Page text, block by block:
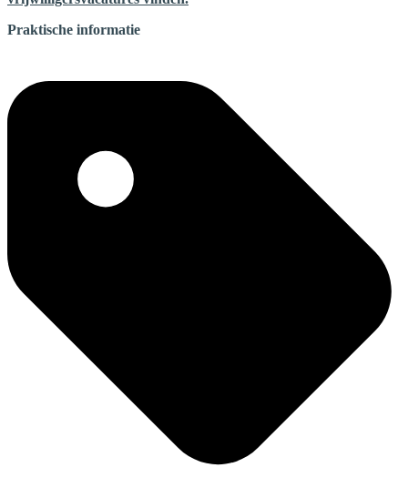
Praktische informatie